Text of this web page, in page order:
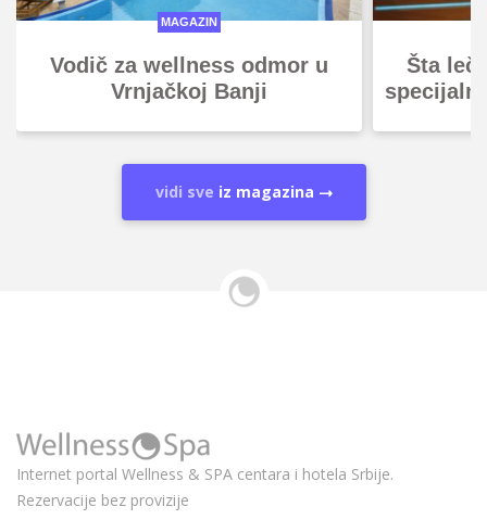
MAGAZIN
Vodič za wellness odmor u
Vrnjačkoj Banji
Šta
vidi sve iz magazina
Internet portal Wellness & SPA centara i hotela Srbije.
Rezervacije bez provizije